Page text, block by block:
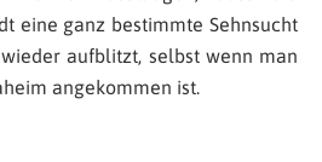
eine ganz bestimmte Sehnsucht
aufblitzt, selbst wenn man
angekommen ist.